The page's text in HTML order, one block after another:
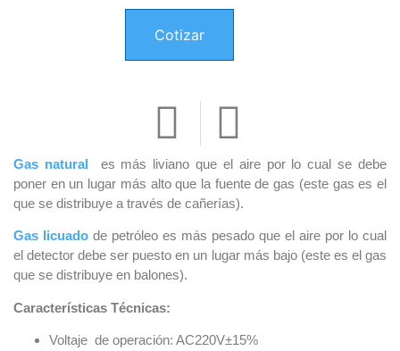
Cotizar
Gas natural es más liviano que el aire por lo cual se debe
poner en un lugar más alto que la fuente de gas (este gas es el
que se distribuye a través de cañerías).
Gas licuado de petróleo es más pesado que el aire por lo cual
el detector debe ser puesto en un lugar más bajo (este es el gas
que se distribuye en balones).
Características Técnicas:
Voltaje de operación: AC220V±15%